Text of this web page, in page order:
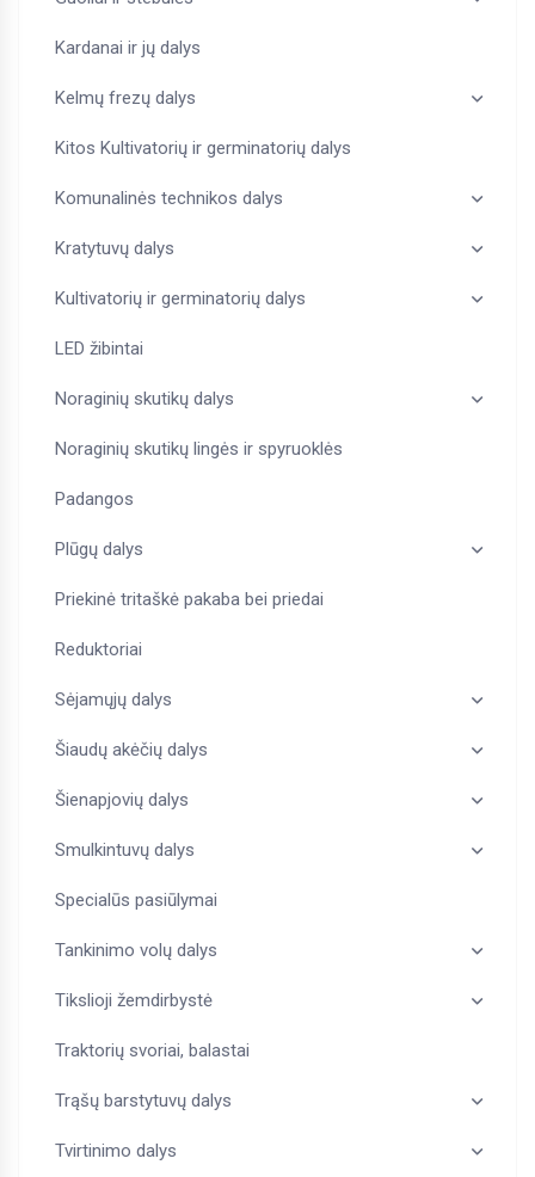
Kardanai ir jų dalys
Kelmų frezų dalys
Kitos Kultivatorių ir germinatorių dalys
Komunalinės technikos dalys
Kratytuvų dalys
Kultivatorių ir germinatorių dalys
LED žibintai
Noraginių skutikų dalys
Noraginių skutikų lingės ir spyruoklės
Padangos
Plūgų dalys
Priekinė tritaškė pakaba bei priedai
Reduktoriai
Sėjamųjų dalys
Šiaudų akėčių dalys
Šienapjovių dalys
Smulkintuvų dalys
Specialūs pasiūlymai
Tankinimo volų dalys
Tikslioji žemdirbystė
Traktorių svoriai, balastai
Trąšų barstytuvų dalys
Tvirtinimo dalys